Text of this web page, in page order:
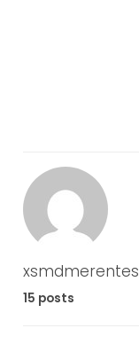
xsmdmerentes
15 posts